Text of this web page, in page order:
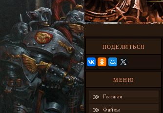
ПОДЕЛИТЬСЯ
МЕНЮ
Главная
Файлы